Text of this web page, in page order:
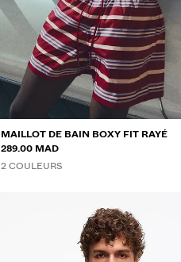
MAILLOT DE BAIN BOXY FIT RAYÉ
289.00 MAD
2 COULEURS